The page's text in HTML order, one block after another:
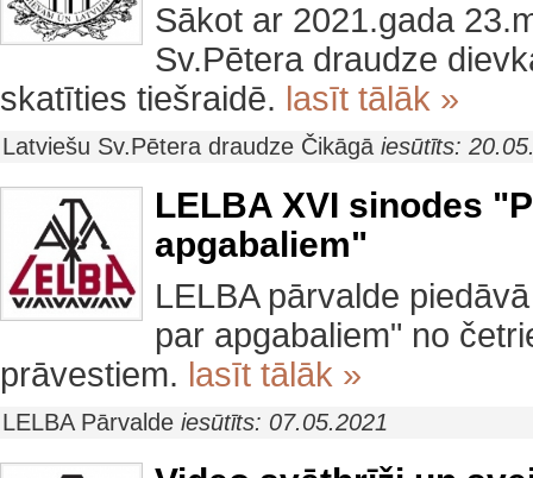
Sākot ar 2021.gada
Sv.Pētera draudze
skatīties tiešraidē. lasīt tālāk »
Latviešu Sv.Pētera draudze Čikāgā iesūtīts:
LELBA XVI sinodes
apgabaliem"
LELBA pārvalde
par apgabaliem" no
prāvestiem. lasīt tālāk »
LELBA Pārvalde iesūtīts: 07.05.2021